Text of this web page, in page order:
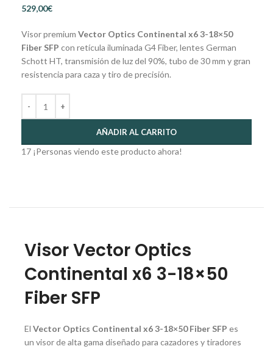
€
Visor premium Vector Optics Continental x6 3-18×50
Fiber SFP con retícula iluminada G4 Fiber, lentes German
Schott HT, transmisión de luz del 90%, tubo de 30 mm y gran
resistencia para caza y tiro de precisión.
AÑADIR AL CARRITO
17 ¡Personas viendo este producto ahora!
Visor Vector Optics
Continental x6 3-18×50
Fiber SFP
El Vector Optics Continental x6 3-18×50 Fiber SFP es
un visor de alta gama diseñado para cazadores y tiradores